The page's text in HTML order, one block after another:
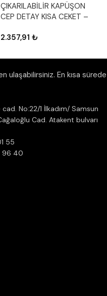
ÇIKARILABİLİR KAPÜŞON
CEP DETAY KISA CEKET –
2.357,91 ₺
ulaşabilirsiniz. En kısa sürede
No:22/1 İlkadım/ Samsun
Cad. Atakent bulvarı
55
96 40